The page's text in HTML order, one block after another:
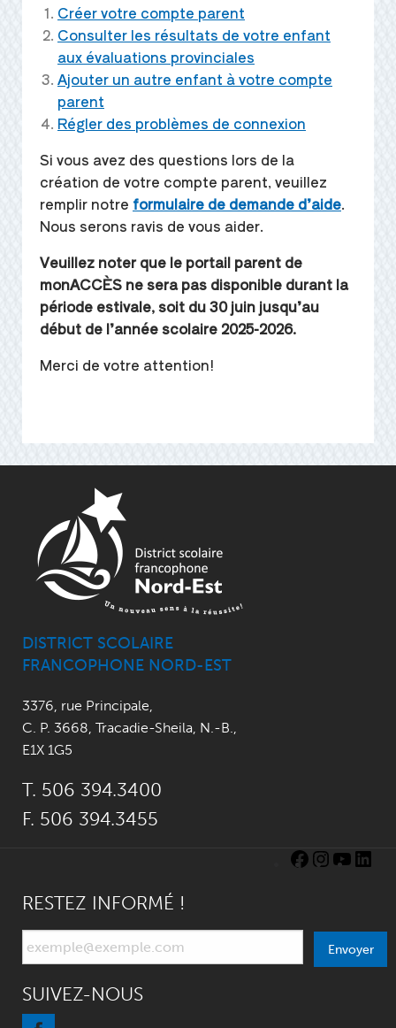
Créer votre compte parent
Consulter les résultats de votre enfant
aux évaluations provinciales
Ajouter un autre enfant à votre compte
parent
Régler des problèmes de connexion
Si vous avez des questions lors de la
création de votre compte parent, veuillez
remplir notre formulaire de demande d’aide.
Nous serons ravis de vous aider.
Veuillez noter que le portail parent de
monACCÈS ne sera pas disponible durant la
période estivale, soit du 30 juin jusqu’au
début de l’année scolaire 2025-2026.
Merci de votre attention!
DISTRICT SCOLAIRE
FRANCOPHONE NORD-EST
3376, rue Principale
C. P. 3668, Tracadie-Sheila, N.-B.
E1X 1G5
T. 506 394.3400
F. 506 394.3455
RESTEZ INFORMÉ !
Envoyer
SUIVEZ-NOUS